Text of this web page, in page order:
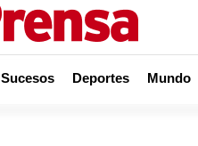
Sucesos Deportes Mundo